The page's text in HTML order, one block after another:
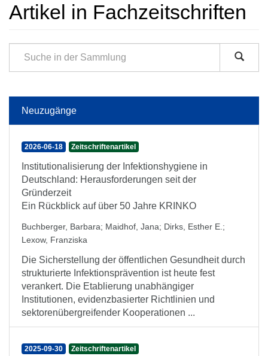
Artikel in Fachzeitschriften
Neuzugänge
2026-06-18 Zeitschriftenartikel
Institutionalisierung der Infektionshygiene in
Deutschland: Herausforderungen seit der
Gründerzeit
Ein Rückblick auf über 50 Jahre KRINKO
Buchberger, Barbara; Maidhof, Jana; Dirks, Esther E. ;
Lexow, Franziska
Die Sicherstellung der öffentlichen Gesundheit durch
strukturierte Infektionsprävention ist heute fest
verankert. Die Etablierung unabhängiger
Institutionen, evidenzbasierter Richtlinien und
sektorenübergreifender Kooperationen ...
2025-09-30 Zeitschriftenartikel